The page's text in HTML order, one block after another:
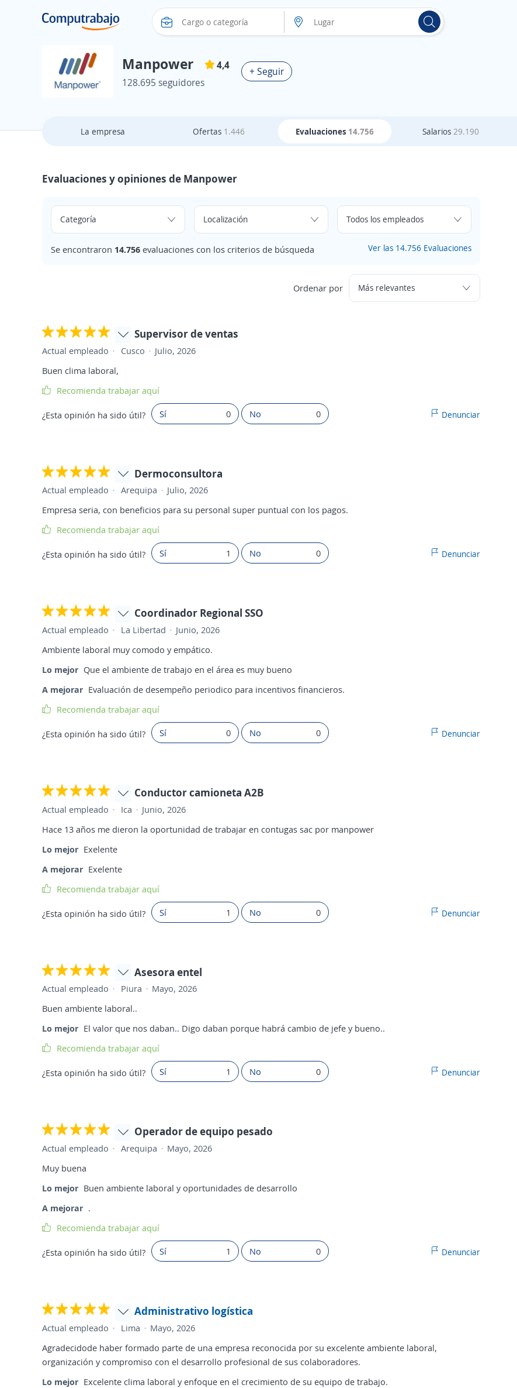
Manpower
4,4
128.695 seguidores
+ Seguir
La empresa Ofertas 1.446 Evaluaciones 14.756 Salarios 29.190
Evaluaciones y opiniones de Manpower
Se encontraron 14.756 evaluaciones con los criterios de búsqueda Ver las 14.756 Evaluaciones
Ordenar por
Supervisor de ventas
Actual empleado Cusco
Julio, 2026
Buen clima laboral,
Recomienda trabajar aquí
¿Esta opinión ha sido útil? Sí 0 No 0 Denunciar
Dermoconsultora
Actual empleado Arequipa
Julio, 2026
Empresa seria, con beneficios para su personal super puntual con los pagos.
Recomienda trabajar aquí
¿Esta opinión ha sido útil? Sí 1 No 0 Denunciar
Coordinador Regional SSO
Actual empleado La Libertad
Junio, 2026
Ambiente laboral muy comodo y empático.
Lo mejor Que el ambiente de trabajo en el área es muy bueno
A mejorar Evaluación de desempeño periodico para incentivos financieros.
Recomienda trabajar aquí
¿Esta opinión ha sido útil? Sí 0 No 0 Denunciar
Conductor camioneta A2B
Actual empleado Ica
Junio, 2026
Hace 13 años me dieron la oportunidad de trabajar en contugas sac por manpower
Lo mejor Exelente
A mejorar Exelente
Recomienda trabajar aquí
¿Esta opinión ha sido útil? Sí 1 No 0 Denunciar
Asesora entel
Actual empleado Piura
Mayo, 2026
Buen ambiente laboral..
Lo mejor El valor que nos daban.. Digo daban porque habrá cambio de jefe y bueno..
Recomienda trabajar aquí
¿Esta opinión ha sido útil? Sí 1 No 0 Denunciar
Operador de equipo pesado
Actual empleado Arequipa
Mayo, 2026
Muy buena
Lo mejor Buen ambiente laboral y oportunidades de desarrollo
A mejorar .
Recomienda trabajar aquí
¿Esta opinión ha sido útil? Sí 1 No 0 Denunciar
Administrativo logística
Actual empleado Lima
Mayo, 2026
Agradecidode haber formado parte de una empresa reconocida por su excelente ambiente laboral,
organización y compromiso con el desarrollo profesional de sus colaboradores.
Lo mejor Excelente clima laboral y enfoque en el crecimiento de su equipo de trabajo.